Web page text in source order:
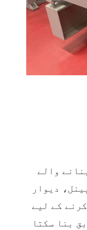
والے
دیوار
کے لیے
بنا سکتا